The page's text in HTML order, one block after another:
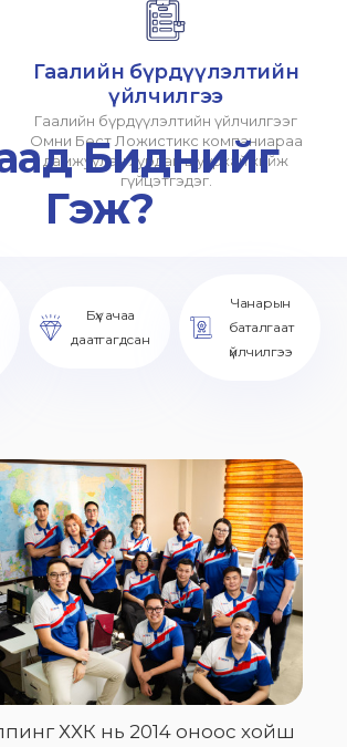
Гаалийн бүрдүүлэлтийн
үйлчилгээ
Гаалийн бүрдүүлэлтийн үйлчилгээг
Омни Бест Ложистикс компаниараа
дамжуулан хурдан шуурхай хийж
гүйцэтгэдэг.
Биднийг
Гэж?
Бүх ачаа
даатгагдсан
Чанарын
баталгаат
үйлчилгээ
ХХК нь 2014 оноос хойш